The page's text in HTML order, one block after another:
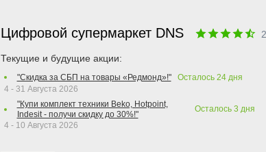
Цифровой супермаркет DNS 2
Текущие и будущие акции:
"Скидка за СБП на товары «Редмонд»!" Осталось 24дня
4 - 31 Августа 2026
"Купи комплект техники Beko, Hotpoint,
Indesit - получи скидку до 30%!"
Осталось 3 дня
4 - 10 Августа 2026